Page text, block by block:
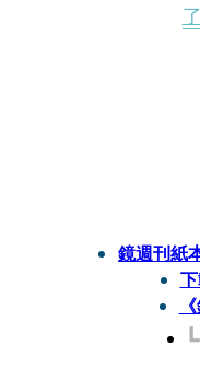
鏡週刊紙